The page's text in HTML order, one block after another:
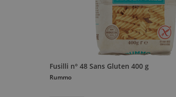
Fusilli n° 48 Sans Gluten 400 g
Rummo